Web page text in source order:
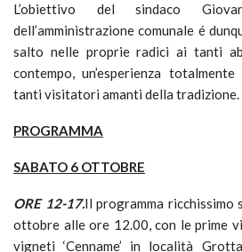
L’obiettivo del sindaco
dell’amministrazione comunale é
salto nelle proprie radici ai tanti
contempo, un’esperienza
tanti visitatori amanti della tradizione.
PROGRAMMA
SABATO 6 OTTOBRE
ORE 12-17.Il programma ricchissimo
ottobre alle ore 12.00, con le prime
vigneti ‘Cenname’ in località